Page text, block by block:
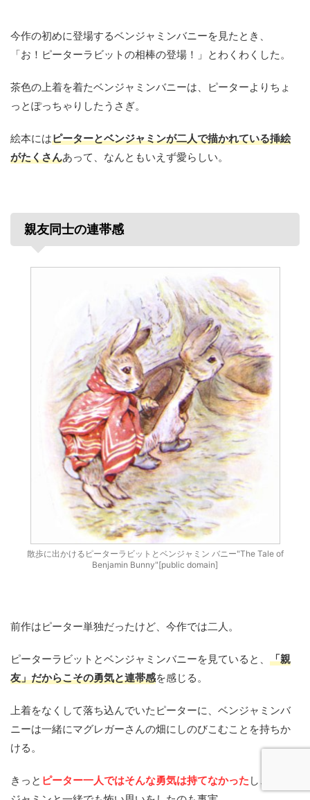
今作の初めに登場するベンジャミンバニーを見たとき、
「お！ピーターラビットの相棒の登場！」とわくわくした。
茶色の上着を着たベンジャミンバニーは、ピーターよりちょ
っとぽっちゃりしたうさぎ。
絵本にはピーターとベンジャミンが二人で描かれている挿絵
がたくさんあって、なんともいえず愛らしい。
親友同士の連帯感
散歩に出かけるピーターラビットとベンジャミン バニー"The Tale of
Benjamin Bunny"[public domain]
前作はピーター単独だったけど、今作では二人。
ピーターラビットとベンジャミンバニーを見ていると、 「親
友」だからこその勇気と連帯感を感じる。
上着をなくして落ち込んでいたピーターに、ベンジャミンバ
ニーは一緒にマグレガーさんの畑にしのびこむことを持ちか
ける。
きっと ピーター一人ではそんな勇気は持てなかった し、ベン